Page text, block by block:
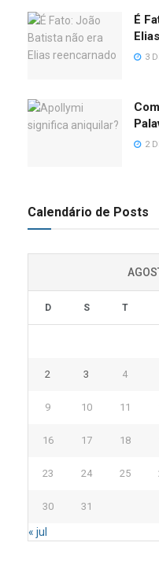
É
3
2
Calendário de Posts
D S T
2 3 4
9 10 11
16 17 18
23 24 25
30 31
« jul